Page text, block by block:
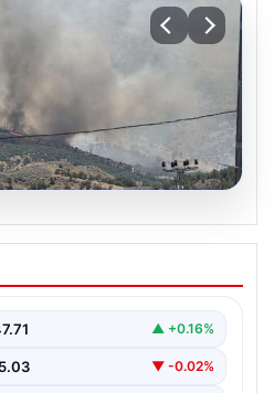
Orman Yangınına
büyük bir titizlikle devam
▲ +0.16%
▼ -0.02%